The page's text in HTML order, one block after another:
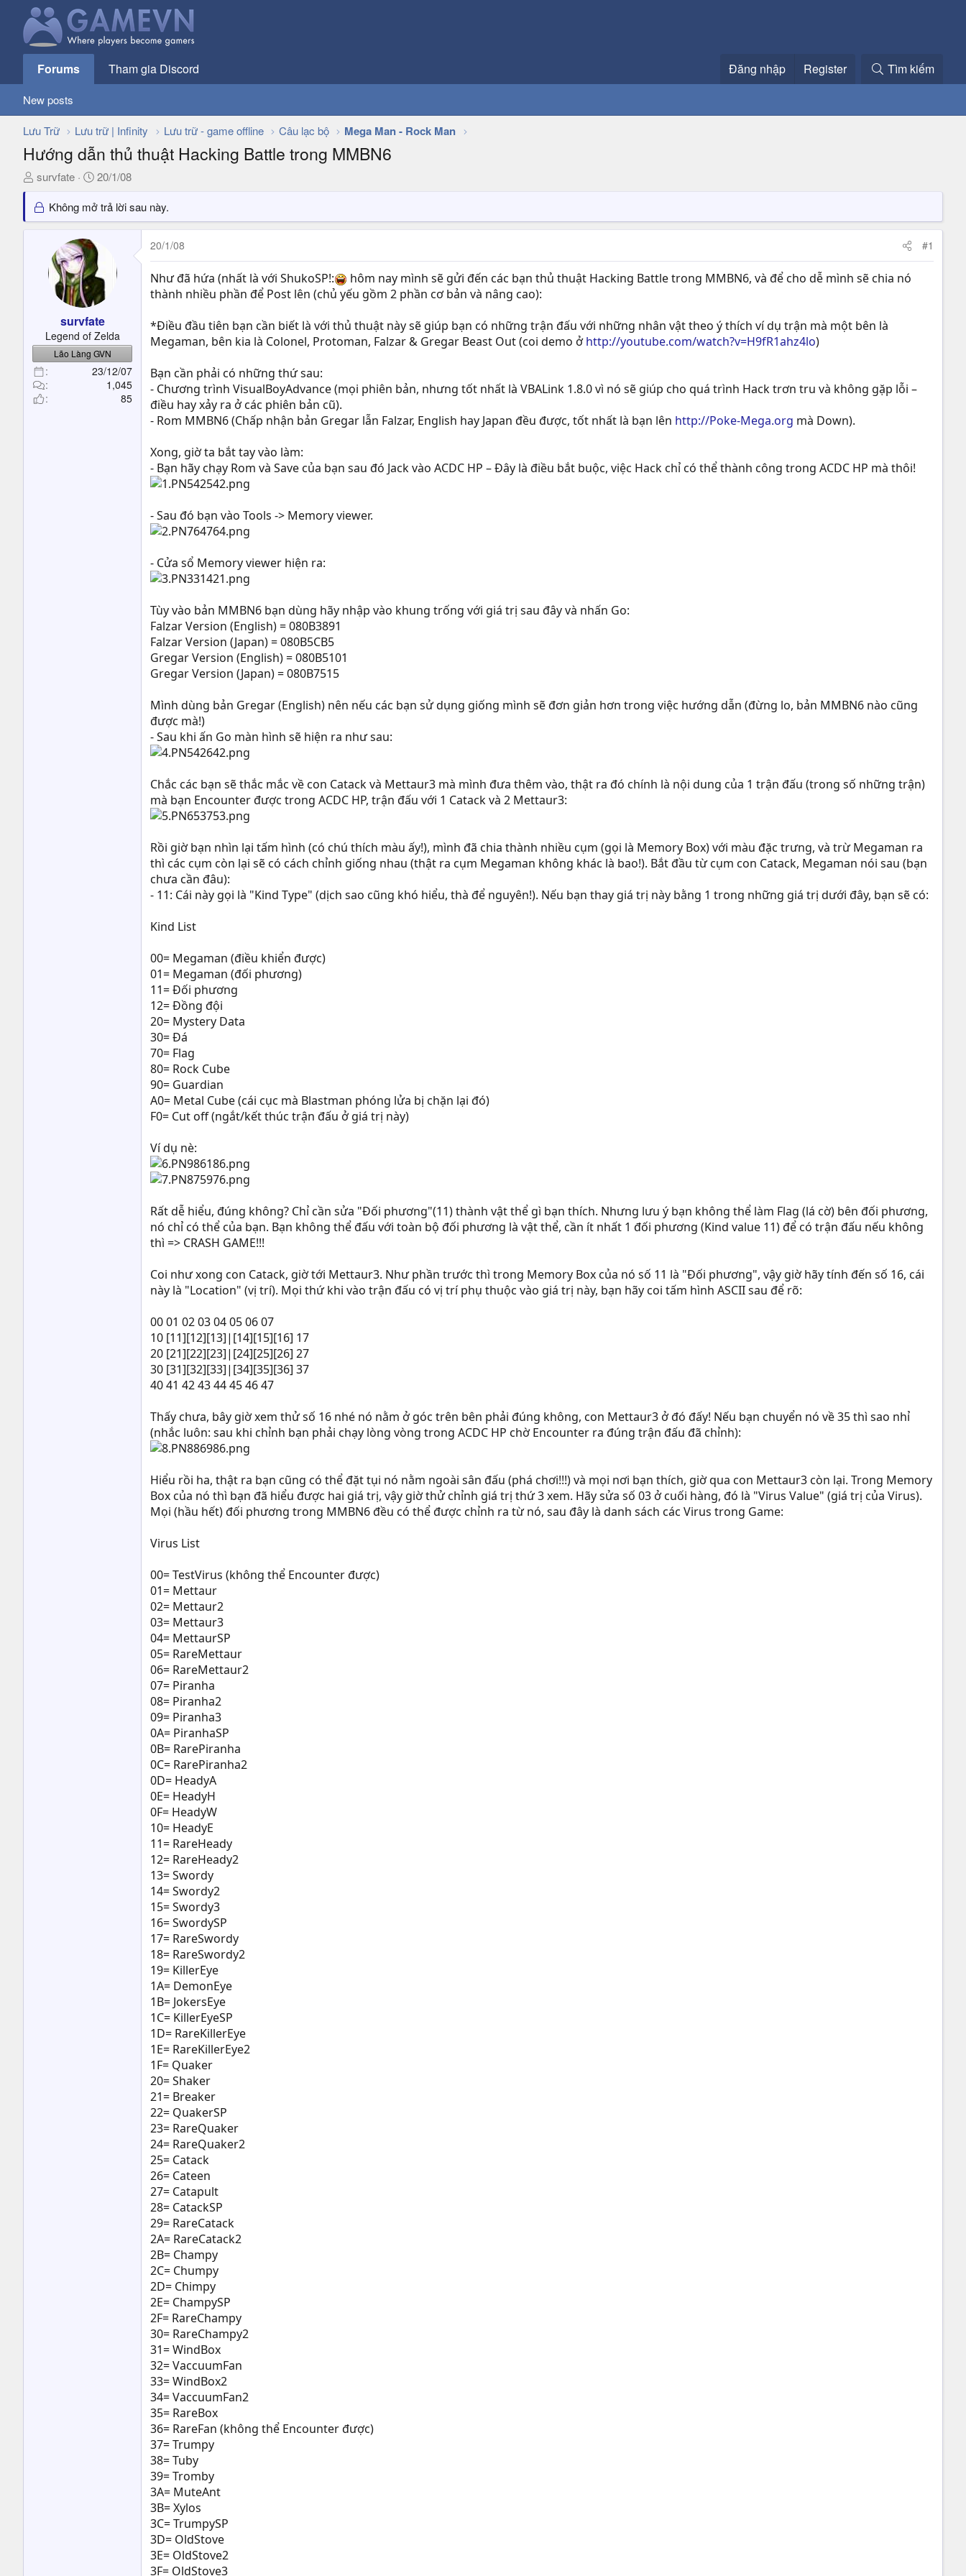
Forums Tham gia Discord Đăng nhập Register Tìm kiếm
New posts
Lưu Trữ Lưu trữ | Infinity Lưu trữ - game offline Câu lạc bộ Mega Man - Rock Man
Hướng dẫn thủ thuật Hacking Battle trong MMBN6
T
r
e
e
survfate
N
à
y
ử
i
20/1/08
Không mở trả lời sau này.
survfate
Legend of Zelda
Lão Làng GVN
23/12/07
1,045
85
20/1/08 #1
Như đã hứa (nhất là với ShukoSP!:
hôm nay mình sẽ gửi đến các bạn thủ thuật Hacking Battle trong MMBN6, và để cho dễ mình sẽ chia nó
thành nhiều phần để Post lên (chủ yếu gồm 2 phần cơ bản và nâng cao):
*Điều đầu tiên bạn cần biết là với thủ thuật này sẽ giúp bạn có những trận đấu với những nhân vật theo ý thích ví dụ trận mà một bên là
Megaman, bên kia là Colonel, Protoman, Falzar & Gregar Beast Out (coi demo ởhttp://youtube.com/watch?v=H9fR1ahz4lo)
Bạn cần phải có những thứ sau:
- Chương trình VisualBoyAdvance (mọi phiên bản, nhưng tốt nhất là VBALink 1.8.0 vì nó sẽ giúp cho quá trình Hack trơn tru và không gặp lỗi –
điều hay xảy ra ở các phiên bản cũ).
- Rom MMBN6 (Chấp nhận bản Gregar lẫn Falzar, English hay Japan đều được, tốt nhất là bạn lên http://Poke-Mega.org mà Down).
Xong, giờ ta bắt tay vào làm:
- Bạn hãy chạy Rom và Save của bạn sau đó Jack vào ACDC HP – Đây là điều bắt buộc, việc Hack chỉ có thể thành công trong ACDC HP mà thôi!
- Sau đó bạn vào Tools -> Memory viewer.
- Cửa sổ Memory viewer hiện ra:
Tùy vào bản MMBN6 bạn dùng hãy nhập vào khung trống với giá trị sau đây và nhấn Go:
Falzar Version (English) = 080B3891
Falzar Version (Japan) = 080B5CB5
Gregar Version (English) = 080B5101
Gregar Version (Japan) = 080B7515
Mình dùng bản Gregar (English) nên nếu các bạn sử dụng giống mình sẽ đơn giản hơn trong việc hướng dẫn (đừng lo, bản MMBN6 nào cũng
được mà!)
- Sau khi ấn Go màn hình sẽ hiện ra như sau:
Chắc các bạn sẽ thắc mắc về con Catack và Mettaur3 mà mình đưa thêm vào, thật ra đó chính là nội dung của 1 trận đấu (trong số những trận)
mà bạn Encounter được trong ACDC HP, trận đấu với 1 Catack và 2 Mettaur3:
Rồi giờ bạn nhìn lại tấm hình (có chú thích màu ấy!), mình đã chia thành nhiều cụm (gọi là Memory Box) với màu đặc trưng, và trừ Megaman ra
thì các cụm còn lại sẽ có cách chỉnh giống nhau (thật ra cụm Megaman không khác là bao!). Bắt đầu từ cụm con Catack, Megaman nói sau (bạn
chưa cần đâu):
- 11: Cái này gọi là "Kind Type" (dịch sao cũng khó hiểu, thà để nguyên!). Nếu bạn thay giá trị này bằng 1 trong những giá trị dưới đây, bạn sẽ có:
Kind List
00= Megaman (điều khiển được)
01= Megaman (đối phương)
11= Đối phương
12= Đồng đội
20= Mystery Data
30= Đá
70= Flag
80= Rock Cube
90= Guardian
A0= Metal Cube (cái cục mà Blastman phóng lửa bị chặn lại đó)
F0= Cut off (ngắt/kết thúc trận đấu ở giá trị này)
Ví dụ nè:
Rất dễ hiểu, đúng không? Chỉ cần sửa "Đối phương"(11) thành vật thể gì bạn thích. Nhưng lưu ý bạn không thể làm Flag (lá cờ) bên đối phương,
nó chỉ có thể của bạn. Bạn không thể đấu với toàn bộ đối phương là vật thể, cần ít nhất 1 đối phương (Kind value 11) để có trận đấu nếu không
thì => CRASH GAME!!!
Coi như xong con Catack, giờ tới Mettaur3. Như phần trước thì trong Memory Box của nó số 11 là "Đối phương", vậy giờ hãy tính đến số 16, cái
này là "Location" (vị trí). Mọi thứ khi vào trận đấu có vị trí phụ thuộc vào giá trị này, bạn hãy coi tấm hình ASCII sau để rõ:
00 01 02 03 04 05 06 07
10 [11][12][13]|[14][15][16] 17
20 [21][22][23]|[24][25][26] 27
30 [31][32][33]|[34][35][36] 37
40 41 42 43 44 45 46 47
Thấy chưa, bây giờ xem thử số 16 nhé nó nằm ở góc trên bên phải đúng không, con Mettaur3 ở đó đấy! Nếu bạn chuyển nó về 35 thì sao nhỉ
(nhắc luôn: sau khi chỉnh bạn phải chạy lòng vòng trong ACDC HP chờ Encounter ra đúng trận đấu đã chỉnh):
Hiểu rồi ha, thật ra bạn cũng có thể đặt tụi nó nằm ngoài sân đấu (phá chơi!!!) và mọi nơi bạn thích, giờ qua con Mettaur3 còn lại. Trong Memory
Box của nó thì bạn đã hiểu được hai giá trị, vậy giờ thử chỉnh giá trị thứ 3 xem. Hãy sửa số 03 ở cuối hàng, đó là "Virus Value" (giá trị của Virus).
Mọi (hầu hết) đối phương trong MMBN6 đều có thể được chỉnh ra từ nó, sau đây là danh sách các Virus trong Game:
Virus List
00= TestVirus (không thể Encounter được)
01= Mettaur
02= Mettaur2
03= Mettaur3
04= MettaurSP
05= RareMettaur
06= RareMettaur2
07= Piranha
08= Piranha2
09= Piranha3
0A= PiranhaSP
0B= RarePiranha
0C= RarePiranha2
0D= HeadyA
0E= HeadyH
0F= HeadyW
10= HeadyE
11= RareHeady
12= RareHeady2
13= Swordy
14= Swordy2
15= Swordy3
16= SwordySP
17= RareSwordy
18= RareSwordy2
19= KillerEye
1A= DemonEye
1B= JokersEye
1C= KillerEyeSP
1D= RareKillerEye
1E= RareKillerEye2
1F= Quaker
20= Shaker
21= Breaker
22= QuakerSP
23= RareQuaker
24= RareQuaker2
25= Catack
26= Cateen
27= Catapult
28= CatackSP
29= RareCatack
2A= RareCatack2
2B= Champy
2C= Chumpy
2D= Chimpy
2E= ChampySP
2F= RareChampy
30= RareChampy2
31= WindBox
32= VaccuumFan
33= WindBox2
34= VaccuumFan2
35= RareBox
36= RareFan (không thể Encounter được)
37= Trumpy
38= Tuby
39= Tromby
3A= MuteAnt
3B= Xylos
3C= TrumpySP
3D= OldStove
3E= OldStove2
3F= OldStove3